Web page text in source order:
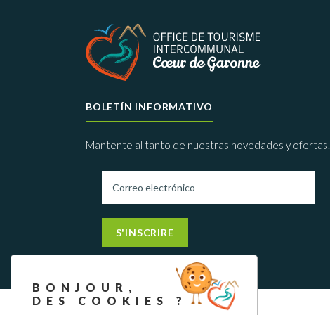
BOLETÍN INFORMATIVO
Mantente al tanto de nuestras novedades y ofertas.
S'INSCRIRE
BONJOUR,
DES COOKIES ?